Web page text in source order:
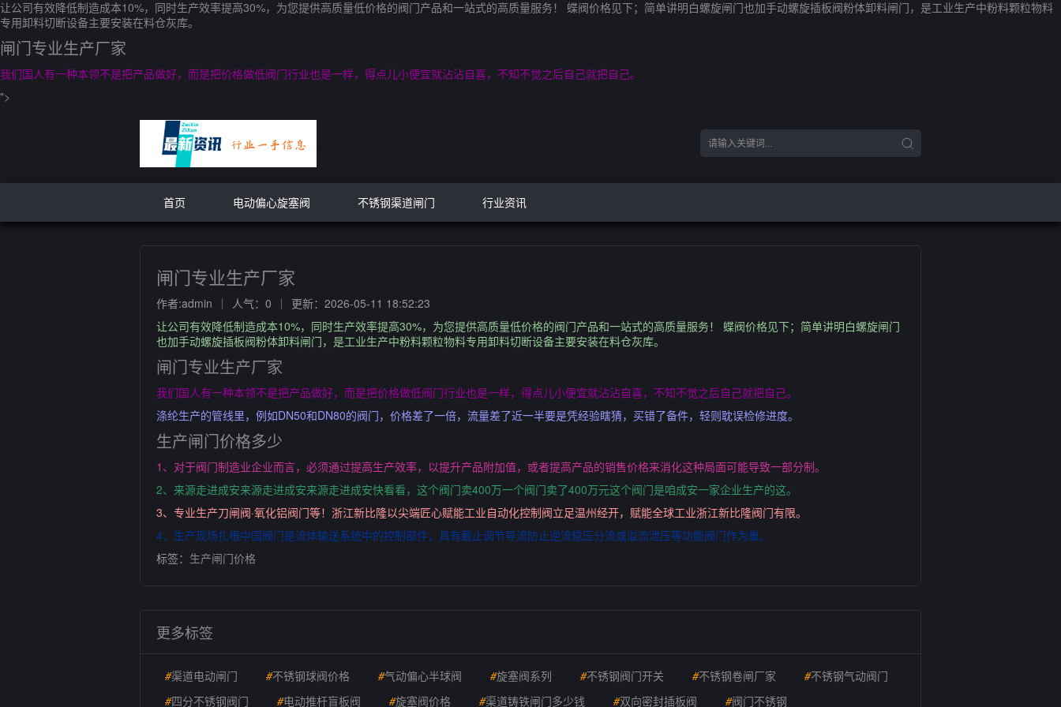
让公司有效降低制造成本10%，同时生产效率提高30%，为您提供高质量低价格的阀门产品和一站式的高质量服务！ 蝶阀价格见下；简单讲明白螺旋闸门也加手动螺旋插板阀粉体卸料闸门，是工业生产中粉料颗粒物料
专用卸料切断设备主要安装在料仓灰库。
闸门专业生产厂家
我们国人有一种本领不是把产品做好，而是把价格做低阀门行业也是一样，得点儿小便宜就沾沾自喜，不知不觉之后自己就把自己。
">
首页 电动偏心旋塞阀 不锈钢渠道闸门 行业资讯
闸门专业生产厂家
作者:admin 人气：0
更新：2026-05-11 18:52:23
让公司有效降低制造成本10%，同时生产效率提高30%，为您提供高质量低价格的阀门产品和一站式的高质量服务！ 蝶阀价格见下；简单讲明白螺旋闸门
也加手动螺旋插板阀粉体卸料闸门，是工业生产中粉料颗粒物料专用卸料切断设备主要安装在料仓灰库。
闸门专业生产厂家
我们国人有一种本领不是把产品做好，而是把价格做低阀门行业也是一样，得点儿小便宜就沾沾自喜，不知不觉之后自己就把自己。
涤纶生产的管线里，例如DN50和DN80的阀门，价格差了一倍，流量差了近一半要是凭经验瞎猜，买错了备件，轻则耽误检修进度。
生产闸门价格多少
1、对于阀门制造业企业而言，必须通过提高生产效率，以提升产品附加值，或者提高产品的销售价格来消化这种局面可能导致一部分制。
2、来源走进成安来源走进成安来源走进成安快看看，这个阀门卖400万一个阀门卖了400万元这个阀门是咱成安一家企业生产的这。
3、专业生产刀闸阀·氧化铝阀门等！浙江新比隆以尖端匠心赋能工业自动化控制阀立足温州经开，赋能全球工业浙江新比隆阀门有限。
4、生产现场扎根中国阀门是流体输送系统中的控制部件，具有截止调节导流防止逆流稳压分流或溢流泄压等功能阀门作为重。
标签： 生产闸门价格
更多标签
#渠道电动闸门 #不锈钢球阀价格 #气动偏心半球阀 #旋塞阀系列 #不锈钢阀门开关 #不锈钢卷闸厂家 #不锈钢气动阀门
#四分不锈钢阀门 #电动推杆盲板阀 #旋塞阀价格 #渠道铸铁闸门多少钱 #双向密封插板阀 #阀门不锈钢